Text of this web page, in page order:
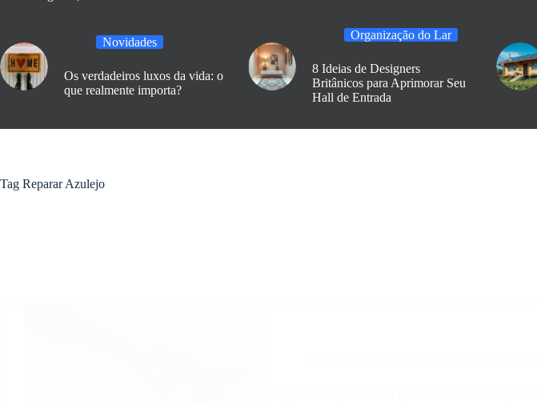
Novidades
Os verdadeiros luxos da vida: o
que realmente importa?
Organização do Lar
8 Ideias de Designers
Britânicos para Aprimorar Seu
Hall de Entrada
Tag Reparar Azulejo